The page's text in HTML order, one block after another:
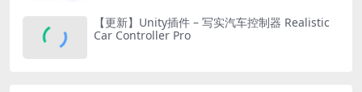
【更新】Unity插件 – 写实汽车控制器 Realistic
Car Controller Pro